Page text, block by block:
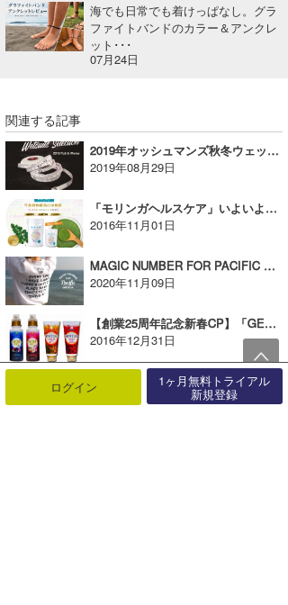
海でも日常でも着けっぱなし。グラ
ファイトバンドのカラー＆アンクレ
ット･･･
07月24日
関連する記事
2019年オッシュマンズ秋冬ウェットスーツオーダーフェアが開始！【AD】
2019年08月29日
「モリンガヘルスケア」いよいよ本日11/1発売開始！【広告】
2016年11月01日
MAGIC NUMBER FOR PACIFIC DRIVE-IN 11.9(MON) Release!!【AD】
2020年11月09日
【創業25周年記念新春CP】「GELALDO」アロマウェット+ホットジェルセット 各5名様
2016年12月31日
【湘南T-SITE】サプリメントブランド「HALEO」の期間限定店がオープン！【AD】
2018年07月14日
ログイン 1ヶ月無料トライアル
新規登録